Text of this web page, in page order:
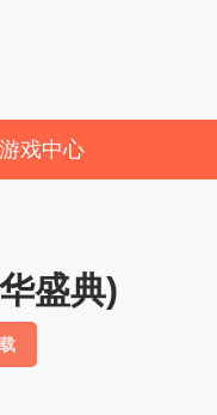
游戏中心
盛典)